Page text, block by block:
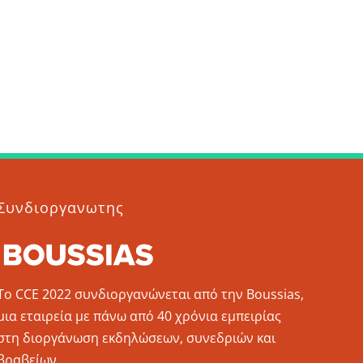
CCE 2022 συνδιοργανώνεται από την Boussias,
εταιρεία με πάνω από 40 χρόνια εμπειρίας
διοργάνωση εκδηλώσεων, συνεδριών και